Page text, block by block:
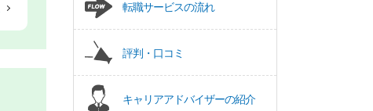
転職サービスの流れ
評判・口コミ
キャリアアドバイザーの紹介